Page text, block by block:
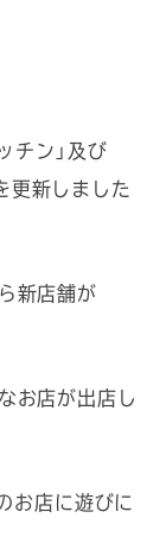
チン」及び
更新しました
新店舗が
お店が出店し
お店に遊びに